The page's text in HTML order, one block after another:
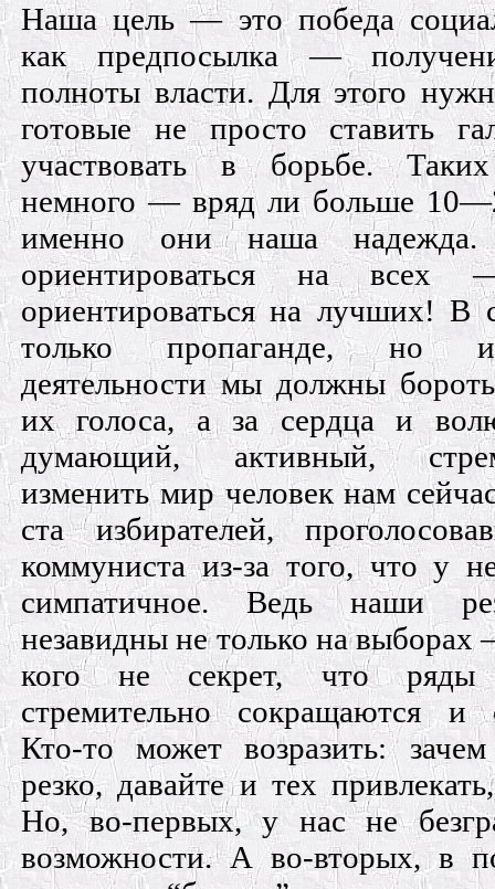
Наша цель — это победа
как предпосылка —
полноты власти. Для этого
готовые не просто ставить
участвовать в борьбе.
немного — вряд ли больше
именно они наша надежда.
ориентироваться на всех
ориентироваться на лучших! В
только пропаганде, но
деятельности мы должны
их голоса, а за сердца и
думающий, активный,
изменить мир человек нам
ста избирателей,
коммуниста из-за того, что у
симпатичное. Ведь наши
незавидны не только на
кого не секрет, что ряды
стремительно сокращаются и
Кто-то может возразить:
резко, давайте и тех
Но, во-первых, у нас не
возможности. А во-вторых, в